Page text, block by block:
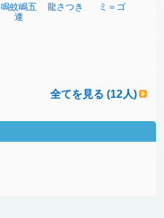
鳴蚊嶋五
連
龍さつき ミ＝ゴ
全てを見る (12人)